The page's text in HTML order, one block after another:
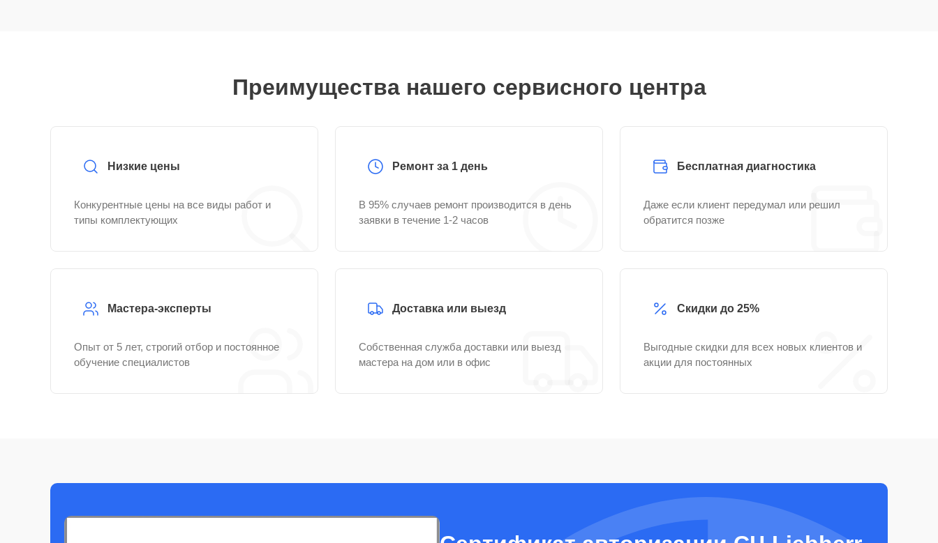
Преимущества нашего сервисного центра
Низкие цены
Конкурентные цены на все виды работ и
типы комплектующих
Ремонт за 1 день
В 95% случаев ремонт производится в день
заявки в течение 1-2 часов
Бесплатная диагностика
Даже если клиент передумал или решил
обратится позже
Мастера-эксперты
Опыт от 5 лет, строгий отбор и постоянное
обучение специалистов
Доставка или выезд
Собственная служба доставки или выезд
мастера на дом или в офис
Скидки до 25%
Выгодные скидки для всех новых клиентов и
акции для постоянных